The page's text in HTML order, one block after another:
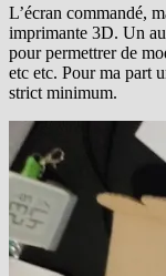
L’écran commandé,
imprimante 3D. Un
pour permettrer de
etc etc. Pour ma part
strict minimum.